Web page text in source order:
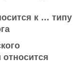
к … типу
относится